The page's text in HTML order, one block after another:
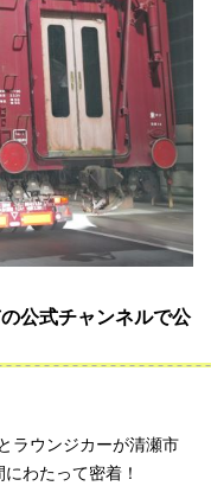
公式チャンネルで公
ラウンジカーが清瀬市
わたって密着！